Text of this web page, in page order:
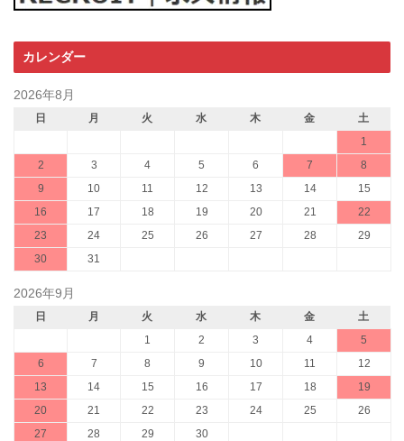
カレンダー
2026年8月
日 月 火 水 木 金
土
1
2
3 4 5 6 7
8
9
10 11 12 13 14
15
16
17 18 19 20 21
22
23
24 25 26 27 28
29
30
31
2026年9月
日 月 火 水 木 金
土
1
2 3 4
5
6
7 8 9 10 11
12
13
14 15 16 17 18
19
20
21 22 23 24 25
26
27
28 29 30